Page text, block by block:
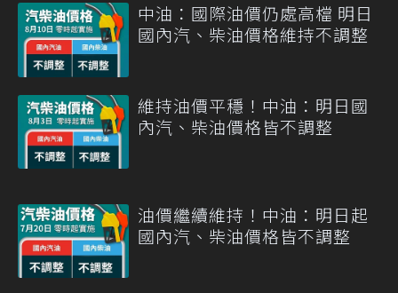
中油：國際油價仍處高檔 明日
國內汽、柴油價格維持不調整
維持油價平穩！中油：明日國
內汽、柴油價格皆不調整
油價繼續維持！中油：明日起
國內汽、柴油價格皆不調整